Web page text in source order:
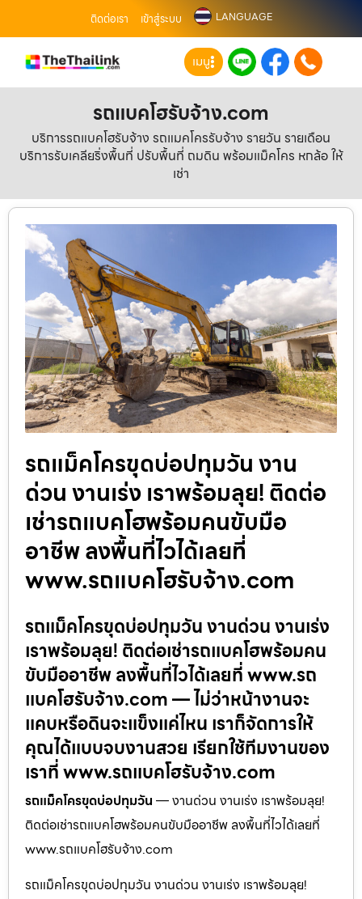
ติดต่อเรา เข้าสู่ระบบ LANGUAGE
เมนู
รถแบคโฮรับจ้าง.com
บริการรถแบคโฮรับจ้าง รถแมคโครรับจ้าง รายวัน รายเดือน
บริการรับเคลียริ่งพื้นที่ ปรับพื้นที่ ถมดิน พร้อมแม็คโคร หกล้อ ให้
เช่า
รถแม็คโครขุดบ่อปทุมวัน งาน
ด่วน งานเร่ง เราพร้อมลุย! ติดต่อ
เช่ารถแบคโฮพร้อมคนขับมือ
อาชีพ ลงพื้นที่ไวได้เลยที่
www.รถแบคโฮรับจ้าง.com
รถแม็คโครขุดบ่อปทุมวัน งานด่วน งานเร่ง
เราพร้อมลุย! ติดต่อเช่ารถแบคโฮพร้อมคน
ขับมืออาชีพ ลงพื้นที่ไวได้เลยที่ www.รถ
แบคโฮรับจ้าง.com — ไม่ว่าหน้างานจะ
แคบหรือดินจะแข็งแค่ไหน เราก็จัดการให้
คุณได้แบบจบงานสวย เรียกใช้ทีมงานของ
เราที่ www.รถแบคโฮรับจ้าง.com
รถแม็คโครขุดบ่อปทุมวัน — งานด่วน งานเร่ง เราพร้อมลุย!
ติดต่อเช่ารถแบคโฮพร้อมคนขับมืออาชีพ ลงพื้นที่ไวได้เลยที่
www.รถแบคโฮรับจ้าง.com
รถแม็คโครขุดบ่อปทุมวัน งานด่วน งานเร่ง เราพร้อมลุย!